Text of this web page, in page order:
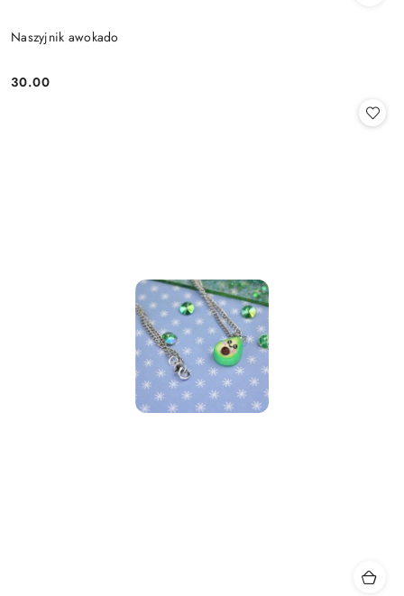
Naszyjnik awokado
Cena:
30.00